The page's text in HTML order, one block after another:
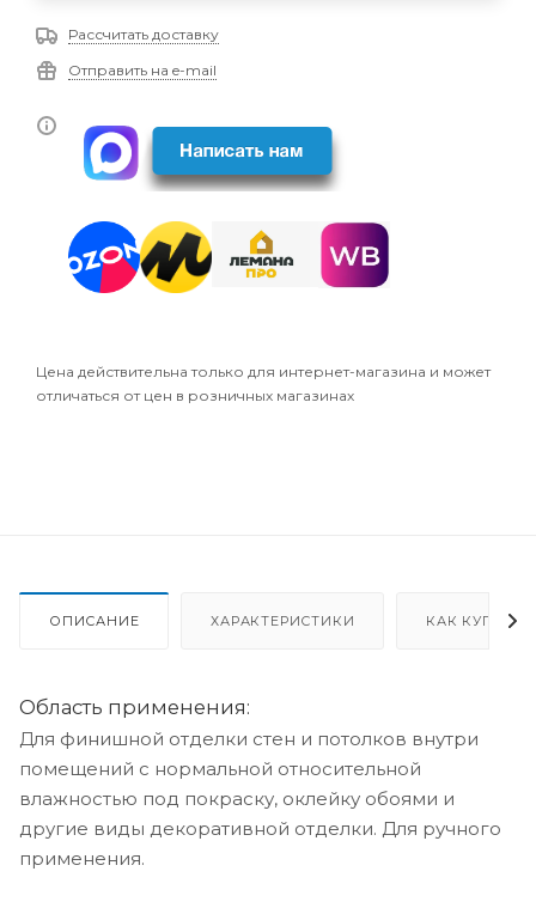
Рассчитать доставку
Отправить на e-mail
Цена действительна только для интернет-магазина и может
отличаться от цен в розничных магазинах
ОПИСАНИЕ ХАРАКТЕРИСТИКИ КАК КУПИТЬ
Область применения:
Для финишной отделки стен и потолков внутри
помещений с нормальной относительной
влажностью под покраску, оклейку обоями и
другие виды декоративной отделки. Для ручного
применения.